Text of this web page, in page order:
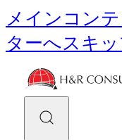
メインコン
ターへスキ